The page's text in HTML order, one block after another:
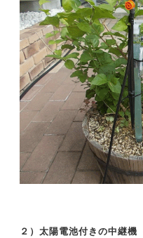
２）太陽電池付きの中継機